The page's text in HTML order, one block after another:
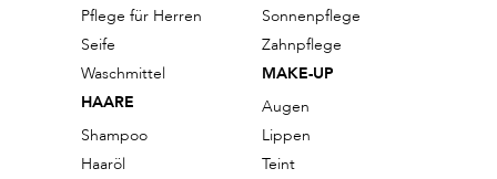
Pflege für Herren
Seife
Waschmittel
HAARE
Shampoo
Haaröl
Sonnenpflege
Zahnpflege
MAKE-UP
Augen
Lippen
Teint